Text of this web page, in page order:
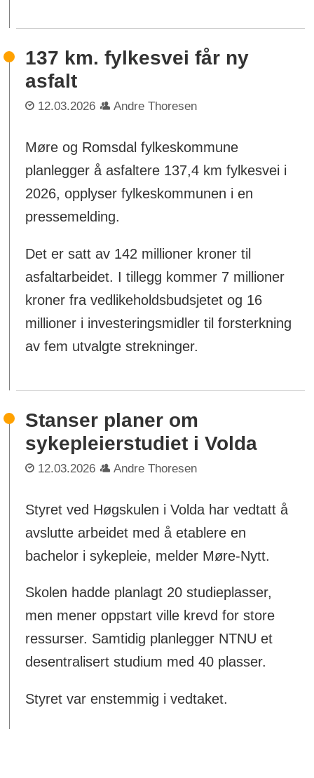
137 km. fylkesvei får ny
asfalt
12.03.2026 Andre Thoresen
Møre og Romsdal fylkeskommune
planlegger å asfaltere 137,4 km fylkesvei i
2026, opplyser fylkeskommunen i en
pressemelding.
Det er satt av 142 millioner kroner til
asfaltarbeidet. I tillegg kommer 7 millioner
kroner fra vedlikeholdsbudsjetet og 16
millioner i investeringsmidler til forsterkning
av fem utvalgte strekninger.
Stanser planer om
sykepleierstudiet i Volda
12.03.2026 Andre Thoresen
Styret ved Høgskulen i Volda har vedtatt å
avslutte arbeidet med å etablere en
bachelor i sykepleie, melder Møre-Nytt.
Skolen hadde planlagt 20 studieplasser,
men mener oppstart ville krevd for store
ressurser. Samtidig planlegger NTNU et
desentralisert studium med 40 plasser.
Styret var enstemmig i vedtaket.